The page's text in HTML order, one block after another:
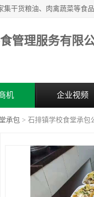
管理服务有限
机 企业视频
承包 > 石排镇学校食堂承包